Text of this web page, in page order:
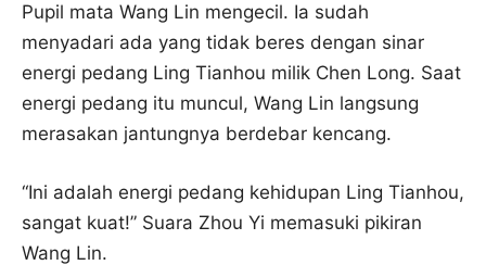
Pupil mata Wang Lin mengecil. Ia sudah
menyadari ada yang tidak beres dengan sinar
energi pedang Ling Tianhou milik Chen Long. Saat
energi pedang itu muncul, Wang Lin langsung
merasakan jantungnya berdebar kencang.
“Ini adalah energi pedang kehidupan Ling Tianhou,
sangat kuat!” Suara Zhou Yi memasuki pikiran
Wang Lin.